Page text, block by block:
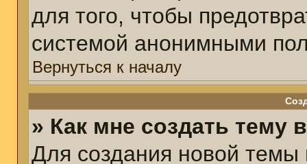
для того, чтобы
системой анонимными
Вернуться к началу
» Как мне создать тему
Для создания новой